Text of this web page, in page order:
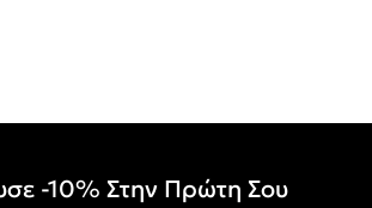
-10% Στην Πρώτη Σου